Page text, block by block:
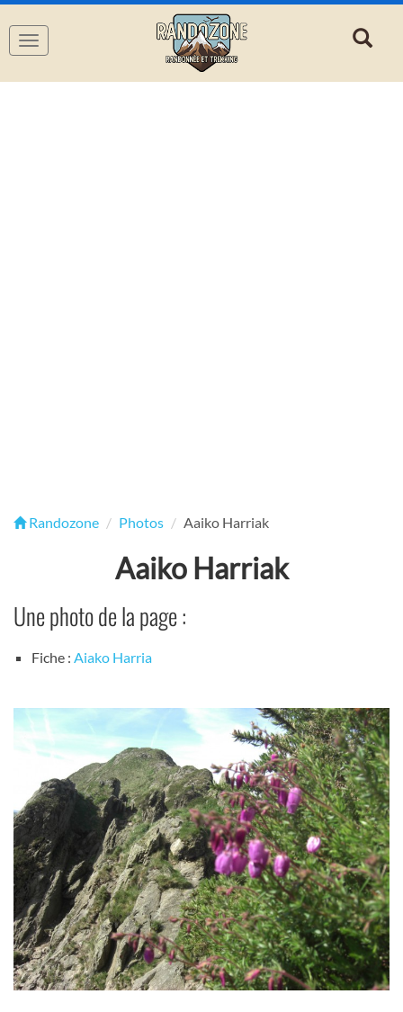
Navigation
Randozone Photos Aaiko Harriak
Aaiko Harriak
Une photo de la page :
Fiche : Aiako Harria